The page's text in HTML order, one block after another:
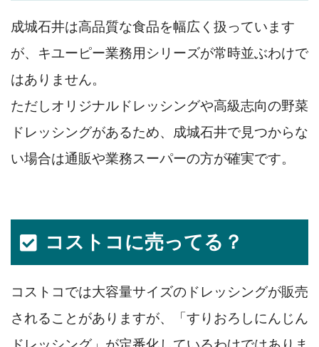
成城石井は高品質な食品を幅広く扱っています
が、キユーピー業務用シリーズが常時並ぶわけで
はありません。
ただしオリジナルドレッシングや高級志向の野菜
ドレッシングがあるため、成城石井で見つからな
い場合は通販や業務スーパーの方が確実です。
コストコに売ってる？
コストコでは大容量サイズのドレッシングが販売
されることがありますが、「すりおろしにんじん